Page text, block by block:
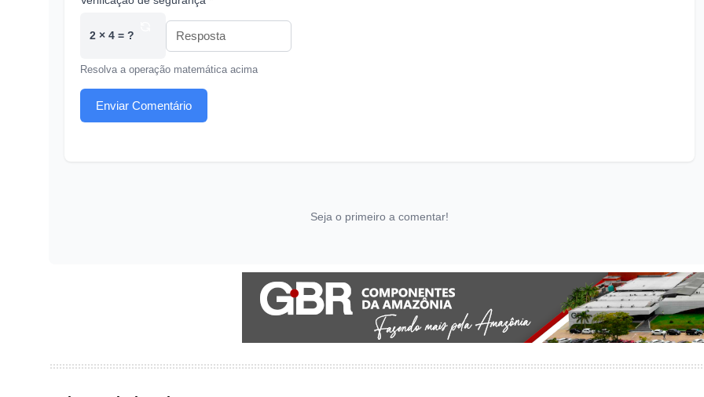
2 × 4 = ?
Resolva a operação matemática acima
Enviar Comentário
Seja o primeiro a comentar!